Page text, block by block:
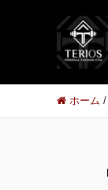
ホーム /